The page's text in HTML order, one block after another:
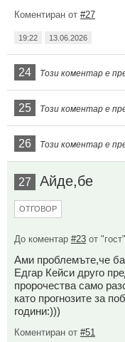
Коментиран от #27
19:22 13.06.2026
24 Този коментар е
25 Този коментар е
26 Този коментар е
27 Айде,бе
ОТГОВОР
До коментар #23 от
Ами проблемъте,че
Едгар Кейси друго
пророчества само
като прогнозите за
години:)))
Коментиран от #51